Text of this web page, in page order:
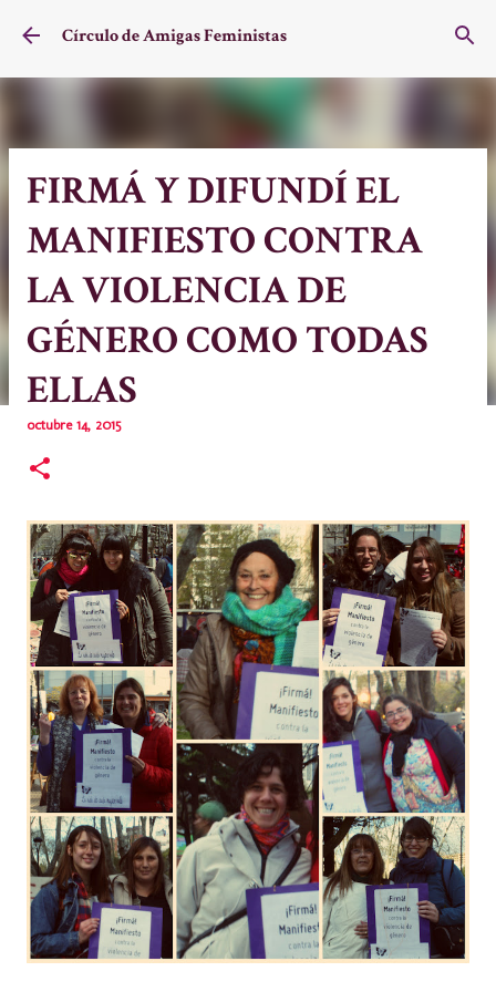
Ir al contenido principal
Círculo de Amigas Feministas
FIRMÁ Y DIFUNDÍ EL
MANIFIESTO CONTRA
LA VIOLENCIA DE
GÉNERO COMO TODAS
ELLAS
octubre 14, 2015